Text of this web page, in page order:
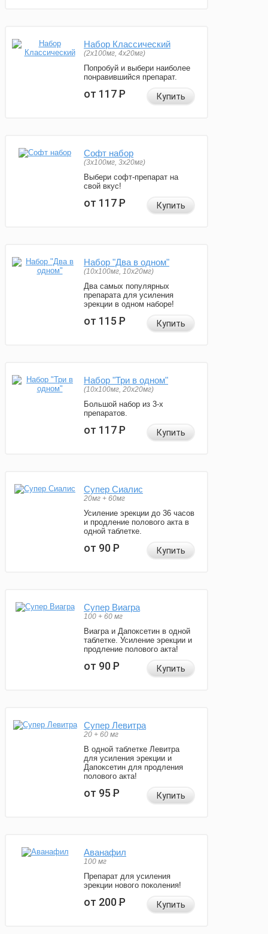
Набор Классический
(2x100мг, 4x20мг)
Попробуй и выбери наиболее
понравившийся препарат.
от 117Р Купить
Софт набор
(3x100мг, 3x20мг)
Выбери софт-препарат на
свой вкус!
от 117Р Купить
Набор "Два в одном"
(10x100мг, 10x20мг)
Два самых популярных
препарата для усиления
эрекции в одном наборе!
от 115Р Купить
Набор "Три в одном"
(10x100мг, 20x20мг)
Большой набор из 3-х
препаратов.
от 117Р Купить
Супер Сиалис
20мг + 60мг
Усиление эрекции до 36 часов
и продление полового акта в
одной таблетке.
от 90Р Купить
Супер Виагра
100 + 60 мг
Виагра и Дапоксетин в одной
таблетке. Усиление эрекции и
продление полового акта!
от 90Р Купить
Супер Левитра
20 + 60 мг
В одной таблетке Левитра
для усиления эрекции и
Дапоксетин для продления
полового акта!
от 95Р Купить
Аванафил
100 мг
Препарат для усиления
эрекции нового поколения!
от 200Р Купить